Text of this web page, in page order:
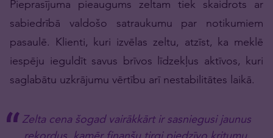
Pieprasījuma pieaugums zeltam tiek skaidrots ar
sabiedrībā valdošo satraukumu par notikumiem
pasaulē. Klienti, kuri izvēlas zeltu, atzīst, ka meklē
iespēju ieguldīt savus brīvos līdzekļus aktīvos, kuri
saglabātu uzkrājumu vērtību arī nestabilitātes laikā.
Zelta cena šogad vairākkārt ir sasniegusi jaunus